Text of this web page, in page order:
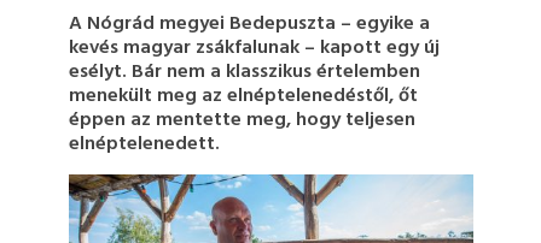
A Nógrád megyei Bedepuszta – egyike a
kevés magyar zsákfalunak – kapott egy új
esélyt. Bár nem a klasszikus értelemben
menekült meg az elnéptelenedéstől, őt
éppen az mentette meg, hogy teljesen
elnéptelenedett.